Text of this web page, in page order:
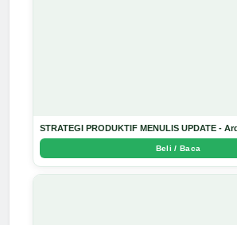
STRATEGI PRODUKTIF MENULIS UPDATE -
Beli / Baca